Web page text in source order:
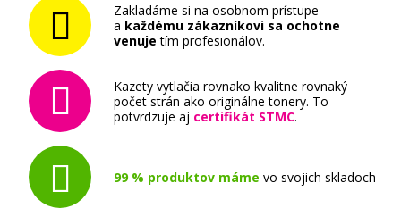
Zakladáme si na osobnom prístupe
a každému zákazníkovi sa ochotne
venuje tím profesionálov.
Kazety vytlačia rovnako kvalitne rovnaký
počet strán ako originálne tonery. To
potvrdzuje aj certifikát STMC.
99 % produktov máme vo svojich skladoch